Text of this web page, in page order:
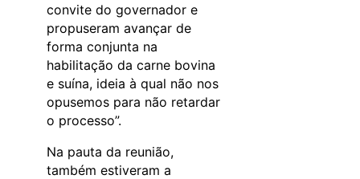
convite do governador e
propuseram avançar de
forma conjunta na
habilitação da carne bovina
e suína, ideia à qual não nos
opusemos para não retardar
o processo”.
Na pauta da reunião,
também estiveram a